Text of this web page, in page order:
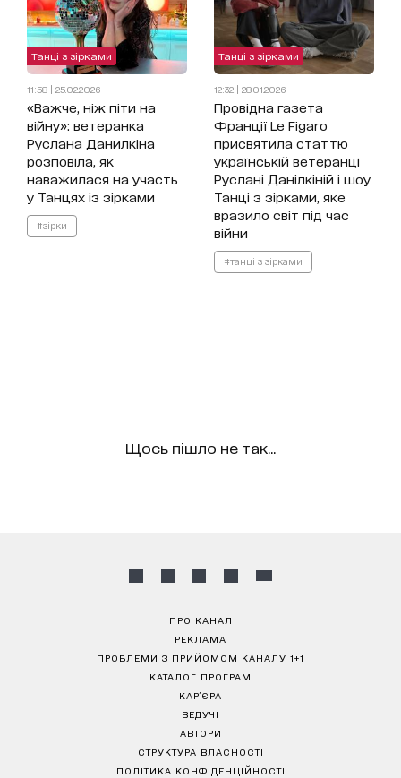
Танці з зірками
11:58 | 25.02.2026
«Важче, ніж піти на
війну»: ветеранка
Руслана Данилкіна
розповіла, як
наважилася на участь
у Танцях із зірками
#зірки
Танці з зірками
12:32 | 28.01.2026
Провідна газета
Франції Le Figaro
присвятила статтю
українській ветеранці
Руслані Данілкіній і шоу
Танці з зірками, яке
вразило світ під час
війни
#танці з зірками
Щось пішло не так...
ПРО КАНАЛ
РЕКЛАМА
ПРОБЛЕМИ З ПРИЙОМОМ КАНАЛУ 1+1
КАТАЛОГ ПРОГРАМ
КАР’ЄРА
ВЕДУЧІ
АВТОРИ
СТРУКТУРА ВЛАСНОСТІ
ПОЛІТИКА КОНФІДЕНЦІЙНОСТІ